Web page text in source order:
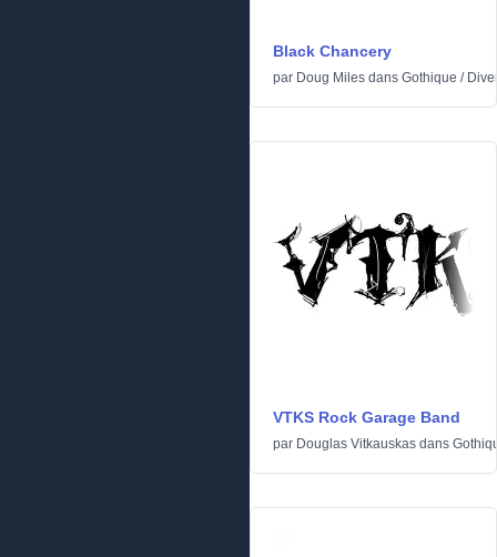
Black Chancery
par Doug Miles dans Gothique /
VTKS Rock Garage Band
par Douglas Vitkauskas dans